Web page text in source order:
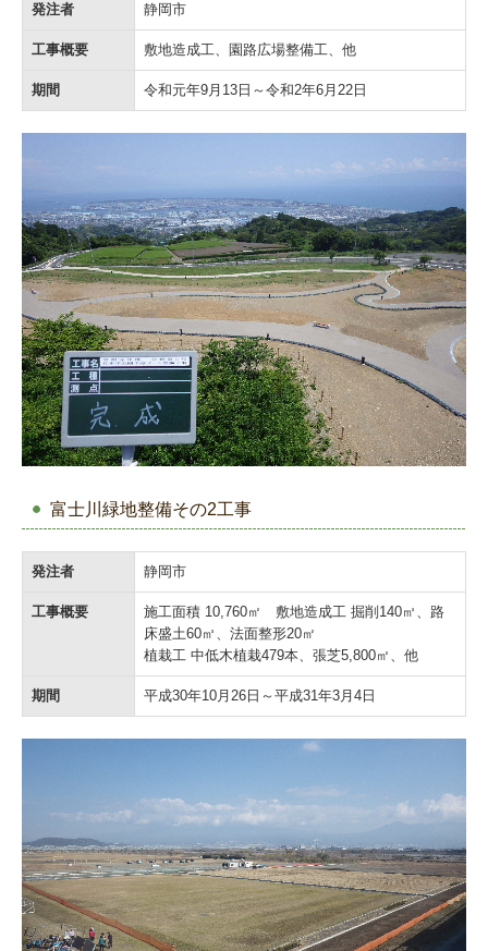
発注者 静岡市
工事概要 敷地造成工、園路広場整備工、他
期間 令和元年9月13日～令和2年6月22日
富士川緑地整備その2工事
発注者 静岡市
工事概要
施工面積 10,760㎡ 敷地造成工 掘削140㎥、路
床盛土60㎥、法面整形20㎡
植栽工 中低木植栽479本、張芝5,800㎡、他
期間 平成30年10月26日～平成31年3月4日